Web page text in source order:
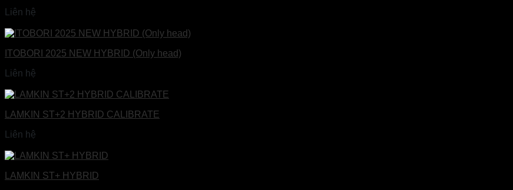
Liên hệ
ITOBORI 2025 NEW HYBRID (Only head)
Liên hệ
LAMKIN ST+2 HYBRID CALIBRATE
Liên hệ
LAMKIN ST+ HYBRID